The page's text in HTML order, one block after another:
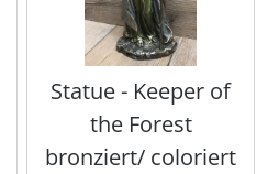
Statue - Keeper of
the Forest
bronziert/ coloriert